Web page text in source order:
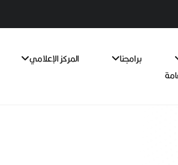
برامجنا المركز الإعلامي